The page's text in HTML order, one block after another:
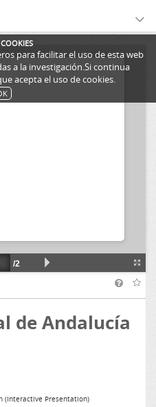
para facilitar el uso de esta web
a la investigación.Si continua
acepta el uso de cookies.
de Andalucía
(Interactive Presentation)